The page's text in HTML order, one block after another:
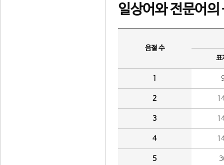
일상어와 전문어의
음절 수
표
1
2
3
4
5